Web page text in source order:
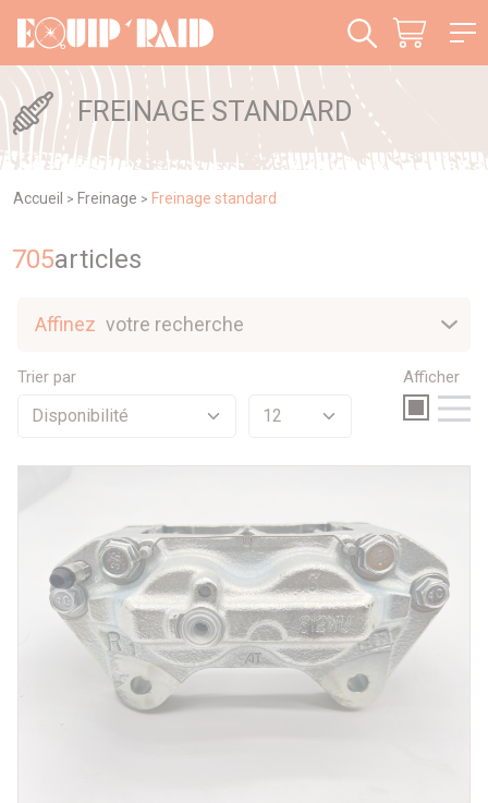
FREINAGE STANDARD
Accueil > Freinage > Freinage standard
705articles
Trier par Afficher
Affinez votre recherche
Promotions
5 € 3579 €
Par marque
Panneau de gestion des cookies